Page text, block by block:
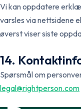
Vi kan oppdatere
varsles via nettsidene
øverst viser siste
14.
Spørsmål om
legal@rightperson.com
Svenska
Suomi